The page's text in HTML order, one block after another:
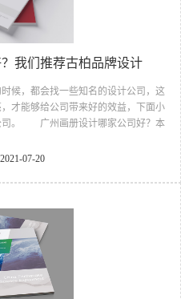
我们推荐古柏品牌设计
，都会找一些知名的设计公司，这
才能够给公司带来好的效益，下面小
司。 广州画册设计哪家公司好？本
一直以来，古柏网页设计工作室紧贴
是大型网站,我们都有相应解决的方
们致力追求的业务目标。 ...
2021-07-20